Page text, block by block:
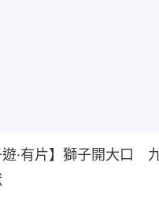
遊·有片】獅子開大口　